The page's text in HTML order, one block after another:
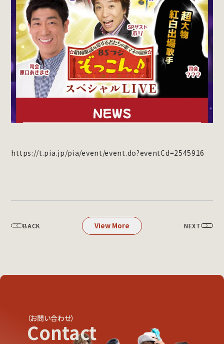
https://t.pia.jp/pia/event/event.do?eventCd=2545916
BACK View More NEXT
（お問い合わせ）
Contact